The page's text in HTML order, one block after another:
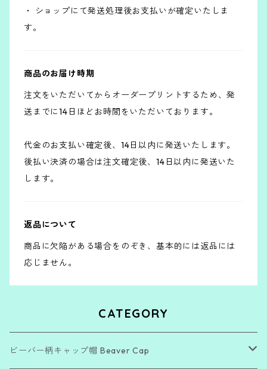
・ ショップにて発送処理後お支払いが確定いたしま
す。
商品のお届け時期
注文をいただいてからオーダープリントするため、発
送までに14日ほどお時間をいただいております。
代金のお支払い確定後、14日以内に発送いたします。
後払い決済の場合は注文確定後、14日以内に発送いた
します。
返品について
商品に欠陥がある場合をのぞき、基本的には返品には
応じません。
CATEGORY
ビーバー柄キャップ帽 Beaver Cap